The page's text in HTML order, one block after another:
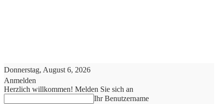
Donnerstag, August 6, 2026
Anmelden
Herzlich willkommen! Melden Sie sich an
Ihr Benutzername